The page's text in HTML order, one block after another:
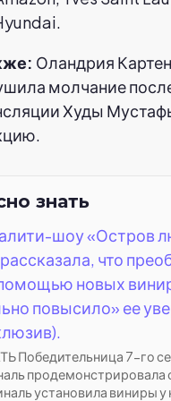
Оландрия
молчание
Худы
знать
шоу «Остров
что
новых
повысило» ее
Победительница 7-го
продемонстрировала
установила виниры